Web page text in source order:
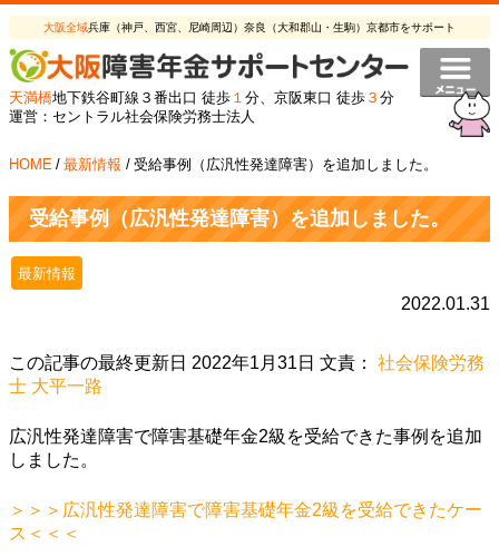
大阪全域兵庫（神戸、西宮、尼崎周辺）奈良（大和郡山・生駒）京都市をサポート
天満橋地下鉄谷町線３番出口 徒歩 １ 分、京阪東口 徒歩 ３ 分
運営：セントラル社会保険労務士法人
HOME / 最新情報 / 受給事例（広汎性発達障害）を追加しました。
受給事例（広汎性発達障害）を追加しました。
最新情報
2022.01.31
この記事の最終更新日 2022年1月31日 文責： 社会保険労務
士 大平一路
広汎性発達障害で障害基礎年金2級を受給できた事例を追加
しました。
＞＞＞広汎性発達障害で障害基礎年金2級を受給できたケー
ス＜＜＜